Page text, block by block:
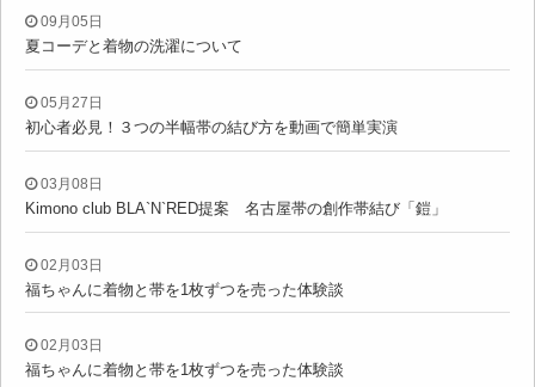
09月05日
夏コーデと着物の洗濯について
05月27日
初心者必見！３つの半幅帯の結び方を動画で簡単実演
03月08日
Kimono club BLA`N`RED提案 名古屋帯の創作帯結び「鎧」
02月03日
福ちゃんに着物と帯を1枚ずつを売った体験談
02月03日
福ちゃんに着物と帯を1枚ずつを売った体験談